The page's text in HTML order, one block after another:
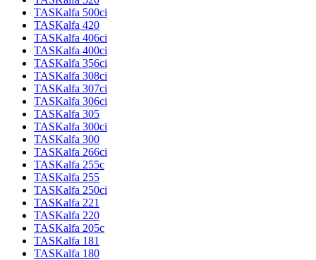
TASKalfa 500ci
TASKalfa 420
TASKalfa 406ci
TASKalfa 400ci
TASKalfa 356ci
TASKalfa 308ci
TASKalfa 307ci
TASKalfa 306ci
TASKalfa 305
TASKalfa 300ci
TASKalfa 300
TASKalfa 266ci
TASKalfa 255c
TASKalfa 255
TASKalfa 250ci
TASKalfa 221
TASKalfa 220
TASKalfa 205c
TASKalfa 181
TASKalfa 180